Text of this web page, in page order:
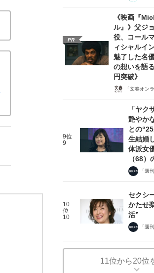
PR
《映画『
ル』》父ジ
役、コール
ィシャルイ
魅了した名
の想いを語
円突破》
「文春オン
9位
9
「ヤク
艶やか
との
生結婚
体派女
（68）
「週
10
位
10
セクシ
かたせ
活”
「週
11位から20位